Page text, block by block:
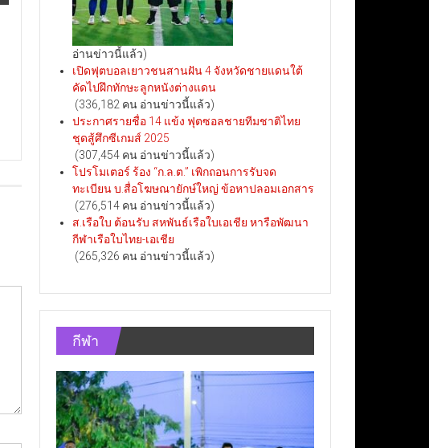
อ่านข่าวนี้แล้ว)
เปิดฟุตบอลเยาวชนสานฝัน 4 จังหวัดชายแดนใต้
คัดไปฝึกทักษะลูกหนังต่างแดน
(336,182 คน อ่านข่าวนี้แล้ว)
ประกาศรายชื่อ 14 แข้ง ฟุตซอลชายทีมชาติไทย
ชุดสู้ศึกซีเกมส์ 2025
(307,454 คน อ่านข่าวนี้แล้ว)
โปรโมเตอร์ ร้อง “ก.ล.ต.” เพิกถอนการรับจด
ทะเบียน บ.สื่อโฆษณายักษ์ใหญ่ ข้อหาปลอมเอกสาร
(276,514 คน อ่านข่าวนี้แล้ว)
ส.เรือใบ ต้อนรับ สหพันธ์เรือใบเอเชีย หารือพัฒนา
กีฬาเรือใบไทย-เอเชีย
(265,326 คน อ่านข่าวนี้แล้ว)
กีฬา